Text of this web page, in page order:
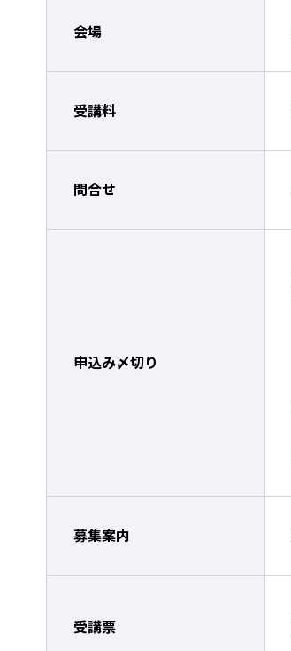
会場
受講料
問合せ
申込み〆切り
募集案内
受講票